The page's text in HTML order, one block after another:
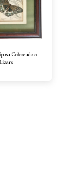
Coloreado a